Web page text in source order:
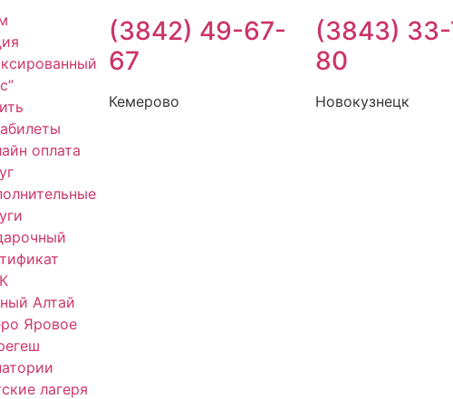
оплата
Алтай
Яровое
лагеря
(3842) 49-67-
67
Кемерово
(3843)
80
Новокузнецк